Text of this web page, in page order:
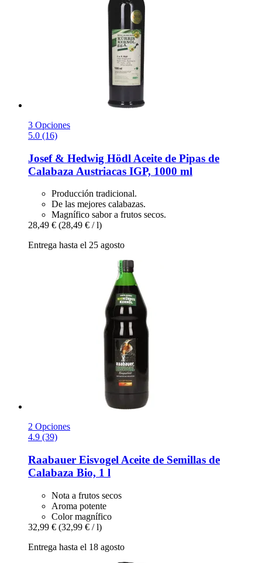
3 Opciones
5.0 (16)
Josef & Hedwig Hödl Aceite de Pipas de
Calabaza Austriacas IGP, 1000 ml
Producción tradicional.
De las mejores calabazas.
Magnífico sabor a frutos secos.
28,49 € (28,49 € / l)
Entrega hasta el 25 agosto
2 Opciones
4.9 (39)
Raabauer Eisvogel Aceite de Semillas de
Calabaza Bio, 1 l
Nota a frutos secos
Aroma potente
Color magnífico
32,99 € (32,99 € / l)
Entrega hasta el 18 agosto